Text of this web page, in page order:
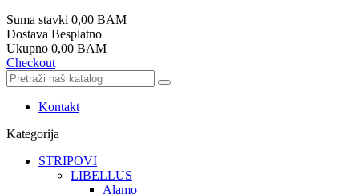
Suma stavki 0,00 BAM
Dostava Besplatno
Ukupno 0,00 BAM
Checkout
Kontakt
Kategorija
STRIPOVI
LIBELLUS
Alamo